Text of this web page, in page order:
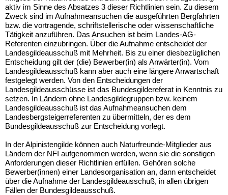
aktiv im Sinne des Absatzes 3 dieser Richtlinien sein. Zu diesem
Zweck sind im Aufnahmeansuchen die ausgeführten Bergfahrten
bzw. die vortragende, schriftstellerische oder wissenschaftliche
Tätigkeit anzuführen. Das Ansuchen ist beim Landes-AG-
Referenten einzubringen. Über die Aufnahme entscheidet der
Landesgildeausschuß mit Mehrheit. Bis zu einer diesbezüglichen
Entscheidung gilt der (die) Bewerber(in) als Anwärter(in). Vom
Landesgildeausschuß kann aber auch eine längere Anwartschaft
festgelegt werden. Von den Entscheidungen der
Landesgildeausschüsse ist das Bundesgildereferat in Kenntnis zu
setzen. In Ländern ohne Landesgildegruppen bzw. keinem
Landesgildeausschuß ist das Aufnahmeansuchen dem
Landesbergsteigerreferenten zu übermitteln, der es dem
Bundesgildeausschuß zur Entscheidung vorlegt.
In der Alpinistengilde können auch Naturfreunde-Mitglieder aus
Ländern der NFI aufgenommen werden, wenn sie die sonstigen
Anforderungen dieser Richtlinien erfüllen. Gehören solche
Bewerber(innen) einer Landesorganisation an, dann entscheidet
über die Aufnahme der Landesgildeausschuß, in allen übrigen
Fällen der Bundesgildeausschuß.